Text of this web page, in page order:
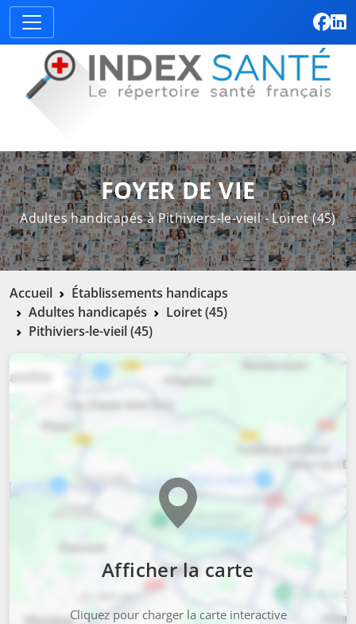
FOYER DE VIE
Adultes handicapés à Pithiviers-le-vieil - Loiret (45)
Accueil
Établissements handicaps
Adultes handicapés
Loiret (45)
Pithiviers-le-vieil (45)
Afficher la carte
Cliquez pour charger la carte interactive